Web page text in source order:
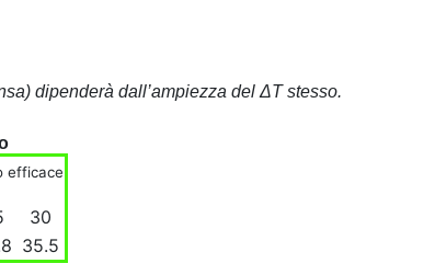
dipenderà dall’ampiezza del ΔT stesso.
efficace
30
35.5